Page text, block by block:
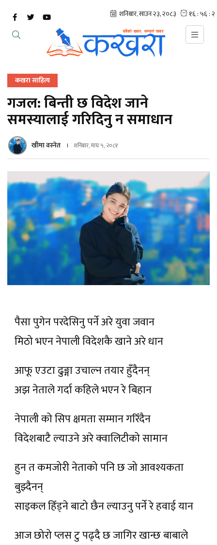
कखरा साहित्य
गजल: बिन्ती छ विदेश जाने
समस्यालाई गरिदिनु न समाधान
खीमा वस्नेत शनिबार, माघ ५, २०८१
पैसा पुगेन परदेसिनु पर्ने अरे युवा जवान
मिठो भएन नेपाली विदेशकै खाने अरे धान
आफू एउटा ढुङ्गा उचाल्न तयार हुँदैनन्
अझ नेताले गर्दा कहिले भएन रे बिहान
नेपाली को सिप क्षमता सम्मान गरिँदैन
विदेशबाटै ल्याउने अरे क्वालिटीको सामान
हुन त कमजोरी नेताको पनि छ जो आवश्यकता
बुझ्दैनन्
साइकल हिँड्ने बाटो छैन ल्याउनु पर्ने रे हवाई यान
आज छोरो प्लस टु पढ्दै छ जागिर खान्छ बाबाले